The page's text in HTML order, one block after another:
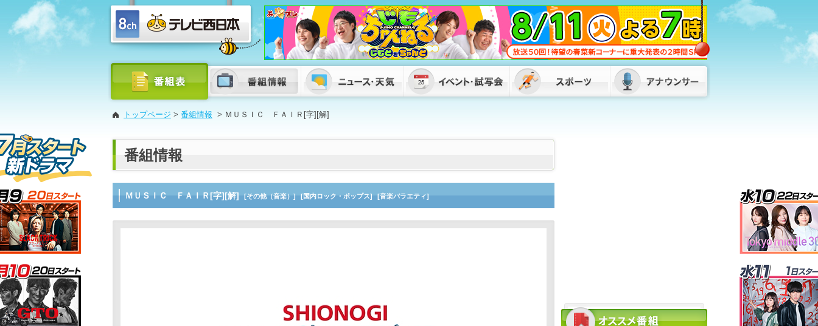
が帰福 現地の避難所で９日間活動
2026/08/08 19:00
「八幡大空襲」から81年で慰霊祭 平和
への誓い新たに 福岡・北九州市八幡東
区「小伊藤山公園」 2026/08/08 18:30
「何も言いたくない」と黙秘も “酒酔
い運転”相次ぎ男2人を逮捕 福岡・須
トップページ > 番組情報 > ＭＵＳＩＣ ＦＡＩＲ[字][解]
番組情報
ＭＵＳＩＣ ＦＡＩＲ[字][解] [その他（⾳楽）] [国内ロック・ポップス] [⾳楽バラエティ]